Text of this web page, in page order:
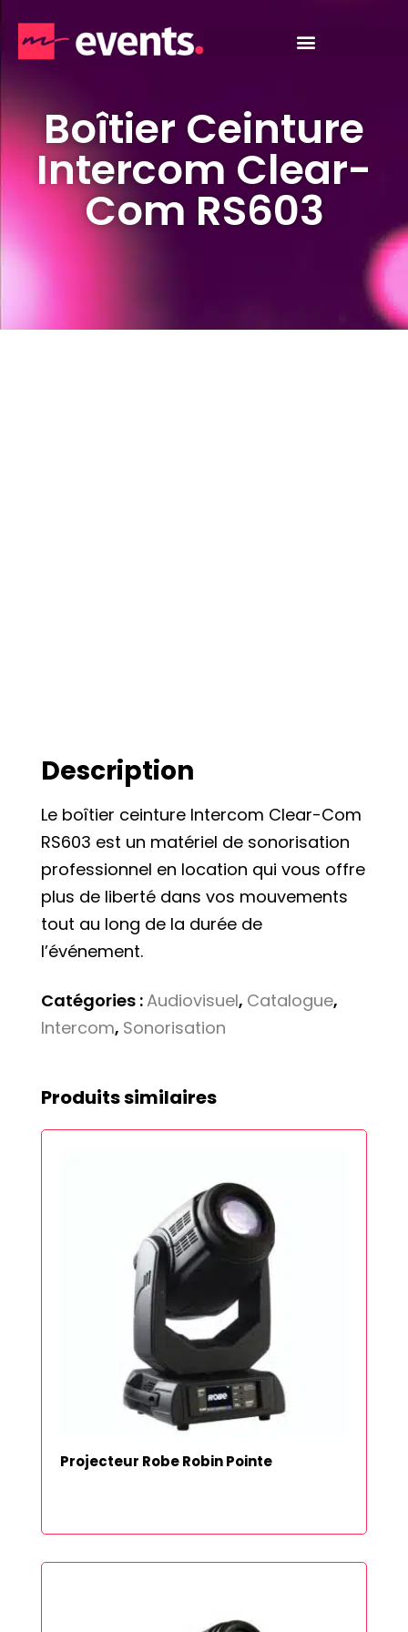
Boîtier Ceinture
Intercom Clear-
Com RS603
Description
Le boîtier ceinture Intercom Clear-Com
RS603 est un matériel de sonorisation
professionnel en location qui vous offre
plus de liberté dans vos mouvements
tout au long de la durée de
l’événement.
Catégories :Audiovisuel, Catalogue,
Intercom, Sonorisation
Produits similaires
Projecteur Robe Robin Pointe